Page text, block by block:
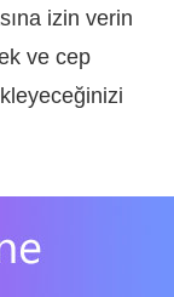
izin verin
ve cep